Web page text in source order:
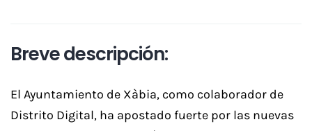
Breve descripción:
El Ayuntamiento de Xàbia, como colaborador de
Distrito Digital, ha apostado fuerte por las nuevas